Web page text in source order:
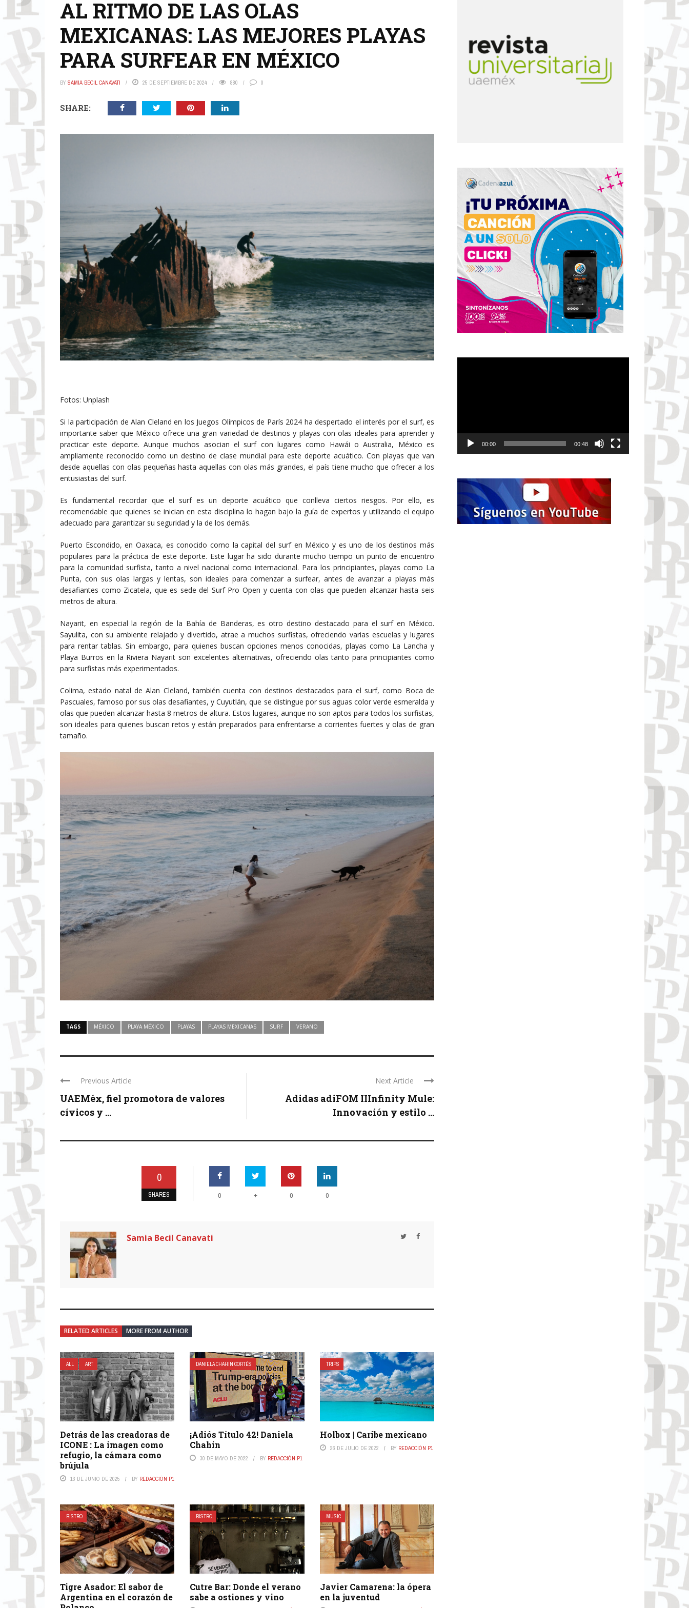
AL RITMO DE LAS OLAS
MEXICANAS: LAS MEJORES PLAYAS
PARA SURFEAR EN MÉXICO
BY SAMIA BECIL CANAVATI 25 DE SEPTIEMBRE DE 2024 880 0
SHARE:
Fotos: Unplash
Si la participación de Alan Cleland en los Juegos Olímpicos de París 2024 ha despertado el interés por el surf, es
importante saber que México ofrece una gran variedad de destinos y playas con olas ideales para aprender y
practicar este deporte. Aunque muchos asocian el surf con lugares como Hawái o Australia, México es
ampliamente reconocido como un destino de clase mundial para este deporte acuático. Con playas que van
desde aquellas con olas pequeñas hasta aquellas con olas más grandes, el país tiene mucho que ofrecer a los
entusiastas del surf.
Es fundamental recordar que el surf es un deporte acuático que conlleva ciertos riesgos. Por ello, es
recomendable que quienes se inician en esta disciplina lo hagan bajo la guía de expertos y utilizando el equipo
adecuado para garantizar su seguridad y la de los demás.
Puerto Escondido, en Oaxaca, es conocido como la capital del surf en México y es uno de los destinos más
populares para la práctica de este deporte. Este lugar ha sido durante mucho tiempo un punto de encuentro
para la comunidad surfista, tanto a nivel nacional como internacional. Para los principiantes, playas como La
Punta, con sus olas largas y lentas, son ideales para comenzar a surfear, antes de avanzar a playas más
desafiantes como Zicatela, que es sede del Surf Pro Open y cuenta con olas que pueden alcanzar hasta seis
metros de altura.
Nayarit, en especial la región de la Bahía de Banderas, es otro destino destacado para el surf en México.
Sayulita, con su ambiente relajado y divertido, atrae a muchos surfistas, ofreciendo varias escuelas y lugares
para rentar tablas. Sin embargo, para quienes buscan opciones menos conocidas, playas como La Lancha y
Playa Burros en la Riviera Nayarit son excelentes alternativas, ofreciendo olas tanto para principiantes como
para surfistas más experimentados.
Colima, estado natal de Alan Cleland, también cuenta con destinos destacados para el surf, como Boca de
Pascuales, famoso por sus olas desafiantes, y Cuyutlán, que se distingue por sus aguas color verde esmeralda y
olas que pueden alcanzar hasta 8 metros de altura. Estos lugares, aunque no son aptos para todos los surfistas,
son ideales para quienes buscan retos y están preparados para enfrentarse a corrientes fuertes y olas de gran
tamaño.
TAGS MÉXICO PLAYA MÉXICO PLAYAS PLAYAS MEXICANAS SURF VERANO
Previous Article
UAEMéx, fiel promotora de valores
cívicos y ...
Next Article
Adidas adiFOM IIInfinity Mule:
Innovación y estilo ...
0
SHARES 0 + 0 0
Samia Becil Canavati
RELATED ARTICLES MORE FROM AUTHOR
ALL ART
Detrás de las creadoras de
ICONE : La imagen como
refugio, la cámara como
brújula
13 DE JUNIO DE 2025 BY REDACCIÓN P1
DANIELA CHAHIN CORTÉS
¡Adiós Título 42! Daniela
Chahin
30 DE MAYO DE 2022 BY REDACCIÓN P1
TRIPS
Holbox | Caribe mexicano
26 DE JULIO DE 2022 BY REDACCIÓN P1
BISTRO
Tigre Asador: El sabor de
Argentina en el corazón de
BISTRO
Cutre Bar: Donde el verano
sabe a ostiones y vino
MUSIC
Javier Camarena: la ópera
en la juventud
00:00 00:48